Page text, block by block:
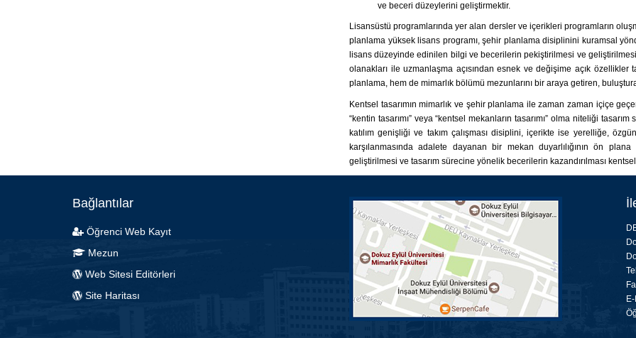
ve beceri düzeylerini geliştirmektir.
Lisansüstü programlarında yer alan dersler ve içerikleri programların
planlama yüksek lisans programı, şehir planlama disiplinini kuramsal
lisans düzeyinde edinilen bilgi ve becerilerin pekiştirilmesi ve geliştirilmesi
olanakları ile uzmanlaşma açısından esnek ve değişime açık özellikler
planlama, hem de mimarlık bölümü mezunlarını bir araya getiren,
Kentsel tasarımın mimarlık ve şehir planlama ile zaman zaman içiçe
“kentin tasarımı” veya “kentsel mekanların tasarımı” olma niteliği
katılım genişliği ve takım çalışması disiplini, içerikte ise yerelliğe,
karşılanmasında adalete dayanan bir mekan duyarlılığının ön plana
geliştirilmesi ve tasarım sürecine yönelik becerilerin kazandırılması
Bağlantılar
Öğrenci Web Kayıt
Mezun
Web Sitesi Editörleri
Site Haritası